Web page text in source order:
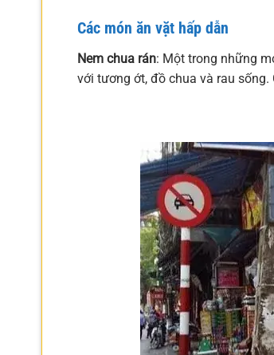
Các món ăn vặt hấp dẫn
Nem chua rán: Một trong những
với tương ớt, đồ chua và rau